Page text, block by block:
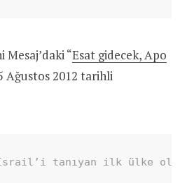
Mesaj’daki “Esat gidecek, Apo
Ağustos 2012 tarihli
tanıyan ilk ülke